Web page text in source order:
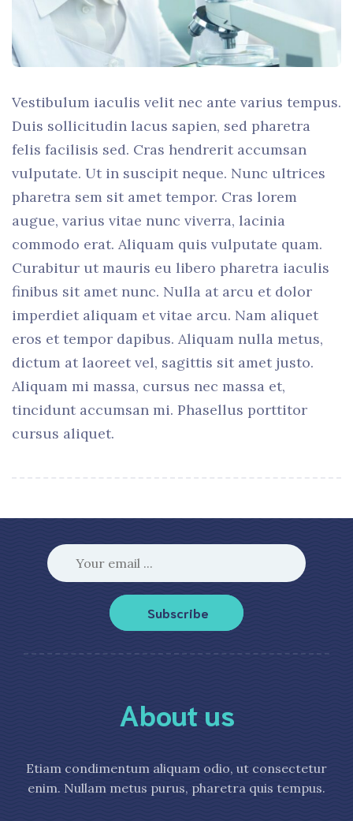
Vestibulum iaculis velit nec ante varius tempus.
Duis sollicitudin lacus sapien, sed pharetra
felis facilisis sed. Cras hendrerit accumsan
vulputate. Ut in suscipit neque. Nunc ultrices
pharetra sem sit amet tempor. Cras lorem
augue, varius vitae nunc viverra, lacinia
commodo erat. Aliquam quis vulputate quam.
Curabitur ut mauris eu libero pharetra iaculis
finibus sit amet nunc. Nulla at arcu et dolor
imperdiet aliquam et vitae arcu. Nam aliquet
eros et tempor dapibus. Aliquam nulla metus,
dictum at laoreet vel, sagittis sit amet justo.
Aliquam mi massa, cursus nec massa et,
tincidunt accumsan mi. Phasellus porttitor
cursus aliquet.
Subscribe
About us
Etiam condimentum aliquam odio, ut consectetur
enim. Nullam metus purus, pharetra quis tempus.